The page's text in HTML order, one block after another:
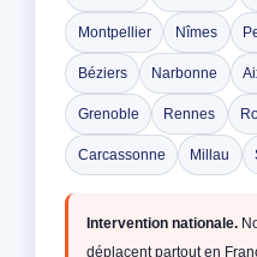
Montpellier Nîmes
Béziers Narbonne
Grenoble Rennes
Carcassonne Millau
Intervention nationale.
déplacent partout en